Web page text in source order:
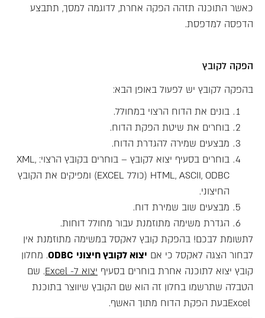
כאשר התוכנה תזהה הפקה אחרת, לדוגמה למסך, תתבצע
הדפסה למדפסת.
הפקה לקובץ
בהפקה לקובץ יש לפעול באופן הבא:
בונים את הדוח הרצוי במחולל.
בוחרים את שיטת הפקת הדוח.
מבצעים שמירה להגדרת הדוח.
בוחרים בסעיף יצוא לקובץ – בוחרים בקובץ הרצוי: XML,
HTML, ASCII, ODBC (כולל EXCEL) ומפיקים את הקובץ
החיצוני.
מבצעים שוב שמירת דוח.
הגדרת משימה מתוזמנת עבור מחולל דוחות.
לתשומת לבכם! בהפקת קובץ לאקסל במשימה מתוזמנת אין
לבחור הצגה לאקסל כי אם יצוא לקובץ חיצוני ODBC. מחלון
קובץ יצוא לתוכנה אחרת בוחרים בסעיף יצוא ל- Excel. שם
הטבלה שתרשמו בחלון זה הוא שם הקובץ שיווצר בתוכנת